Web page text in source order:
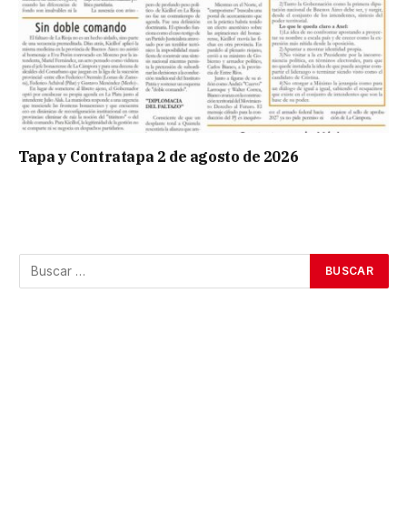
Tapa y Contratapa 2 de agosto de 2026